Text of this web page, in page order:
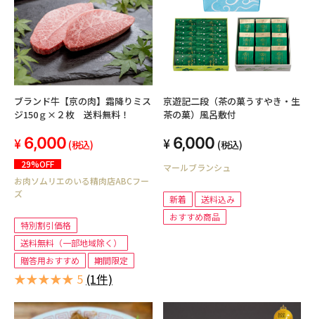
ブランド牛【京の肉】霜降りミス
ジ150ｇ×２枚 送料無料！
6,000 (税込)
29%OFF
お肉ソムリエのいる精肉店ABCフー
ズ
特別割引価格
送料無料（一部地域除く）
贈答用おすすめ
期間限定
★★★★★ 5 (1件)
京遊記二段（茶の菓うすやき・生
茶の菓）風呂敷付
6,000 (税込)
マールブランシュ
新着
送料込み
おすすめ商品